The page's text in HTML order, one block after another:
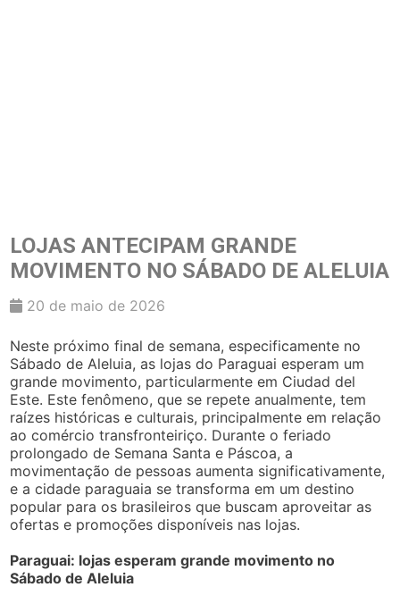
LOJAS ANTECIPAM GRANDE
MOVIMENTO NO SÁBADO DE ALELUIA
20 de maio de 2026
Neste próximo final de semana, especificamente no
Sábado de Aleluia, as lojas do Paraguai esperam um
grande movimento, particularmente em Ciudad del
Este. Este fenômeno, que se repete anualmente, tem
raízes históricas e culturais, principalmente em relação
ao comércio transfronteiriço. Durante o feriado
prolongado de Semana Santa e Páscoa, a
movimentação de pessoas aumenta significativamente,
e a cidade paraguaia se transforma em um destino
popular para os brasileiros que buscam aproveitar as
ofertas e promoções disponíveis nas lojas.
Paraguai: lojas esperam grande movimento no
Sábado de Aleluia